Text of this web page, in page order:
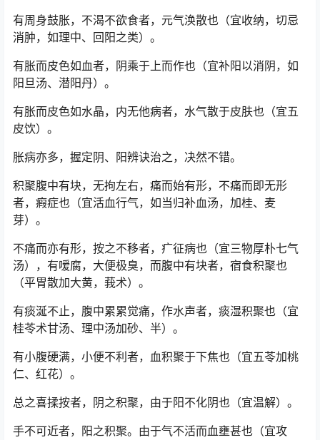
有周身鼓胀，不渴不欲食者，元气涣散也（宜收纳，切忌
消肿，如理中、回阳之类）。
有胀而皮色如血者，阴乘于上而作也（宜补阳以消阴，如
阳旦汤、潜阳丹）。
有胀而皮色如水晶，内无他病者，水气散于皮肤也（宜五
皮饮）。
胀病亦多，握定阴、阳辨诀治之，决然不错。
积聚腹中有块，无拘左右，痛而始有形，不痛而即无形
者，瘕症也（宜活血行气，如当归补血汤，加桂、麦
芽）。
不痛而亦有形，按之不移者，疒征病也（宜三物厚朴七气
汤），有嗳腐，大便极臭，而腹中有块者，宿食积聚也
（平胃散加大黄，莪术）。
有痰涎不止，腹中累累觉痛，作水声者，痰湿积聚也（宜
桂苓术甘汤、理中汤加砂、半）。
有小腹硬满，小便不利者，血积聚于下焦也（宜五苓加桃
仁、红花）。
总之喜揉按者，阴之积聚，由于阳不化阴也（宜温解）。
手不可近者，阳之积聚。由于气不活而血壅甚也（宜攻